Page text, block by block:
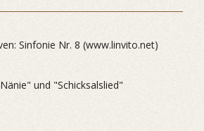
Sinfonie Nr. 8 (www.linvito.net)
und "Schicksalslied"